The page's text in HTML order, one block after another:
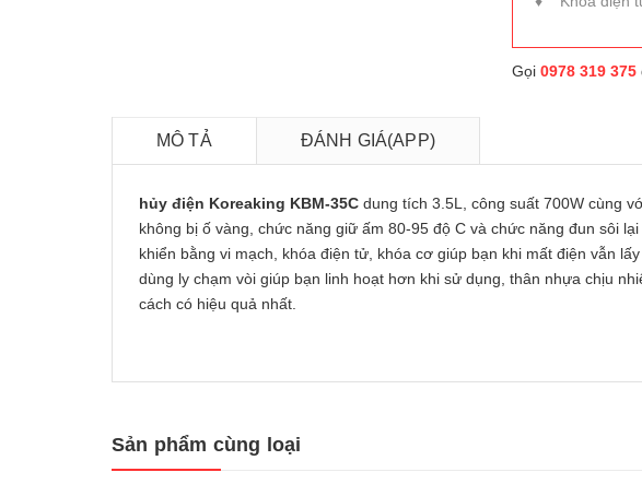
Gọi 0978 319 375
MÔ TẢ ĐÁNH GIÁ(APP)
hủy điện Koreaking KBM-35C dung tích 3.5L, công suất 700W cùng
không bị ố vàng, chức năng giữ ấm 80-95 độ C và chức năng đun sôi
khiển bằng vi mạch, khóa điện tử, khóa cơ giúp bạn khi mất điện vẫn
dùng ly chạm vòi giúp bạn linh hoạt hơn khi sử dụng, thân nhựa chịu
cách có hiệu quả nhất.
Sản phẩm cùng loại